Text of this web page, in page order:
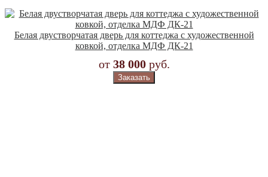
Белая двустворчатая дверь для коттеджа с художественной
ковкой, отделка МДФ ДК-21
от 38 000 руб.
Заказать